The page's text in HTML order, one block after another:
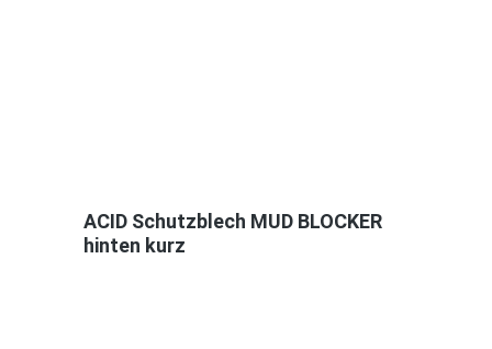
ACID Schutzblech MUD BLOCKER
hinten kurz